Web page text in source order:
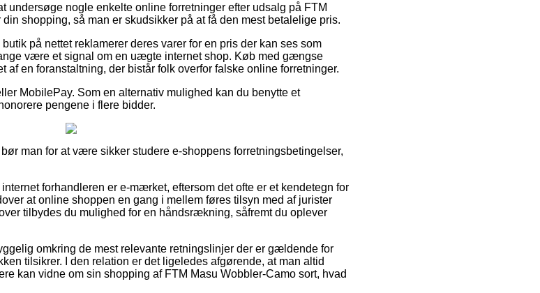
undersøge nogle enkelte online forretninger efter udsalg på FTM
shopping, så man er skudsikker på at få den mest betalelige pris.
på nettet reklamerer deres varer for en pris der kan ses som
være et signal om en uægte internet shop. Køb med gængse
af en foranstaltning, der bistår folk overfor falske online forretninger.
MobilePay. Som en alternativ mulighed kan du benytte et
pengene i flere bidder.
man for at være sikker studere e-shoppens forretningsbetingelser,
forhandleren er e-mærket, eftersom det ofte er et kendetegn for
at online shoppen en gang i mellem føres tilsyn med af jurister
tilbydes du mulighed for en håndsrækning, såfremt du oplever
omkring de mest relevante retningslinjer der er gældende for
tilsikrer. I den relation er det ligeledes afgørende, at man altid
kan vidne om sin shopping af FTM Masu Wobbler-Camo sort, hvad